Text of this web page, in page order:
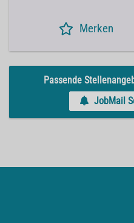
Merken
Passende
JobMail